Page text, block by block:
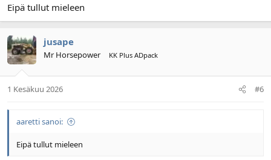
Eipä tullut mieleen
jusape
Mr Horsepower KK Plus ADpack
1 Kesäkuu 2026 #6
aaretti sanoi:
Eipä tullut mieleen